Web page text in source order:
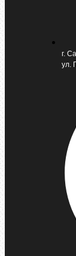
г.
ул.